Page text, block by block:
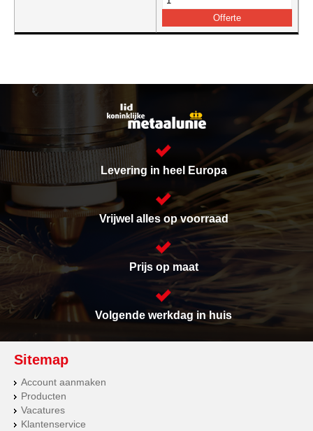
Levering in heel Europa
Vrijwel alles op voorraad
Prijs op maat
Volgende werkdag in huis
Sitemap
Account aanmaken
Producten
Vacatures
Klantenservice